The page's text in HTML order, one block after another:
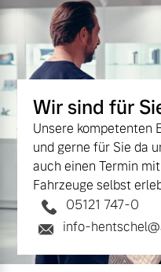
Wir sind für
Unsere kompetenten
und gerne für Sie da
auch einen Termin
Fahrzeuge selbst
05121 747-0
info-